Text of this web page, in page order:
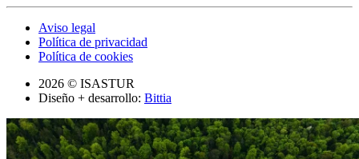
Aviso legal
Política de privacidad
Política de cookies
2026 © ISASTUR
Diseño + desarrollo: Bittia